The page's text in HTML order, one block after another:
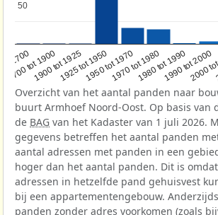
1700
1700 tot 1900
1900 tot 19251925 tot 19501950 tot 19701970 tot 19801980 tot 19901990 tot 2000
2000
50
50
Overzicht van het aantal panden naar
buurt Armhoef Noord-Oost. Op basis van
de BAG van het Kadaster van 1 juli 2026.
gegevens betreffen het aantal panden
aantal adressen met panden in een
hoger dan het aantal panden. Dit is
adressen in hetzelfde pand gehuisvest
bij een appartementengebouw.
panden zonder adres voorkomen (zoals